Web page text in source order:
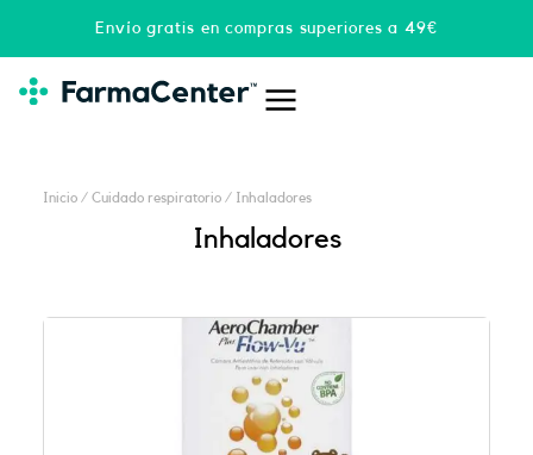
Envío gratis en compras superiores a 49€
Inicio / Cuidado respiratorio / Inhaladores
Inhaladores